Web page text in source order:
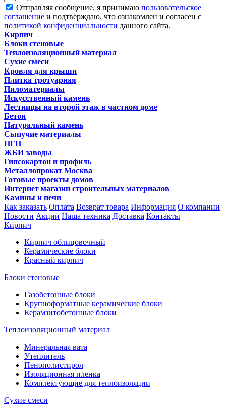
Отправляя сообщение, я принимаю пользовательское
соглашение и подтверждаю, что ознакомлен и согласен с
политикой конфиденциальности данного сайта.
Кирпич
Блоки стеновые
Теплоизоляционный материал
Сухие смеси
Кровля для крыши
Плитка тротуарная
Пиломатериалы
Искусственный камень
Лестницы на второй этаж в частном доме
Бетон
Натуральный камень
Сыпучие материалы
ПГП
ЖБИ заводы
Гипсокартон и профиль
Металлопрокат Москва
Готовые проекты домов
Интернет магазин строительных материалов
Камины и печи
Как заказать Оплата Возврат товара Информация О компании
Новости Акции Наша техника Доставка Контакты
Кирпич
Кирпич облицовочный
Керамические блоки
Красный кирпич
Блоки стеновые
Газобетонные блоки
Крупноформатные керамические блоки
Керамзитобетонные блоки
Теплоизоляционный материал
Минеральная вата
Утеплитель
Пенополистирол
Изоляционная пленка
Комплектующие для теплоизоляции
Сухие смеси